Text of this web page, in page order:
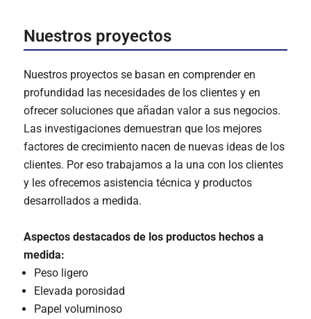
Nuestros proyectos
Nuestros proyectos se basan en comprender en
profundidad las necesidades de los clientes y en
ofrecer soluciones que añadan valor a sus negocios.
Las investigaciones demuestran que los mejores
factores de crecimiento nacen de nuevas ideas de los
clientes. Por eso trabajamos a la una con los clientes
y les ofrecemos asistencia técnica y productos
desarrollados a medida.
Aspectos destacados de los productos hechos a
medida:
Peso ligero
Elevada porosidad
Papel voluminoso